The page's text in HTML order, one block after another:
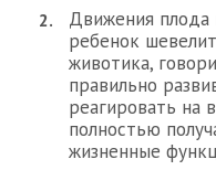
Движения плода
ребенок
животика,
правильно
реагировать на
полностью
жизненные